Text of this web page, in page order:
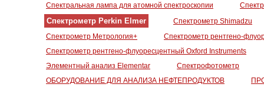
Спектральная лампа для атомной спектроскопии
Спектрометр Perkin Elmer
Спектрометр Shimadzu
Спектрометр Метрология+
Спектрометр рентгено-
Спектрометр рентгено-флуоресцентный Oxford Instruments
Элементный анализ Elementar
Спектрофотометр
ОБОРУДОВАНИЕ ДЛЯ АНАЛИЗА НЕФТЕПРОДУКТОВ